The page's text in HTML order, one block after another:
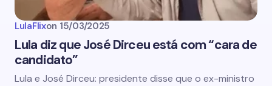
LulaFlixon 15/03/2025
Lula diz que José Dirceu está com “cara de
candidato”
Lula e José Dirceu: presidente disse que o ex-ministro